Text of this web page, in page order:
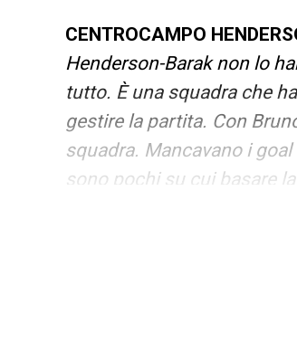
CENTROCAMPO
Henderson-Barak non lo
tutto. È una squadra che
gestire la partita. Con
squadra. Mancavano i
sono pochi su cui basare
Vlahovic